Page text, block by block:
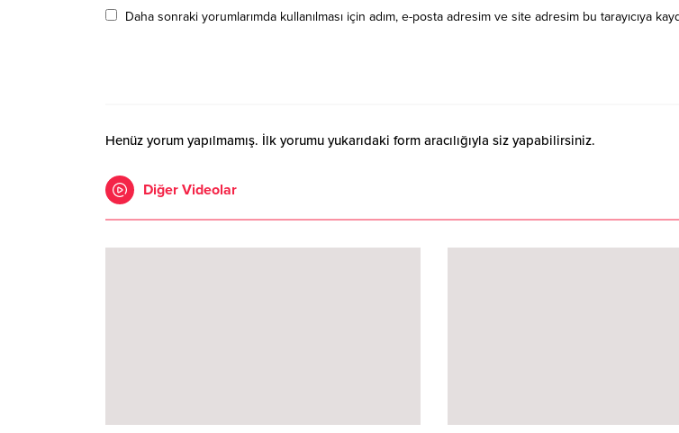
Daha sonraki yorumlarımda kullanılması için adım, e-posta adresim ve site adresim bu tarayıcıya
Henüz yorum yapılmamış. İlk yorumu yukarıdaki form aracılığıyla siz yapabilirsiniz.
Diğer Videolar